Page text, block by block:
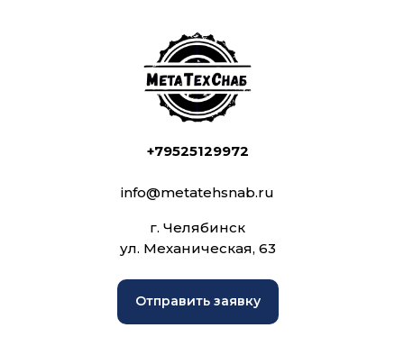
+79525129972
info@metatehsnab.ru
г. Челябинск
ул. Механическая, 63
Отправить заявку